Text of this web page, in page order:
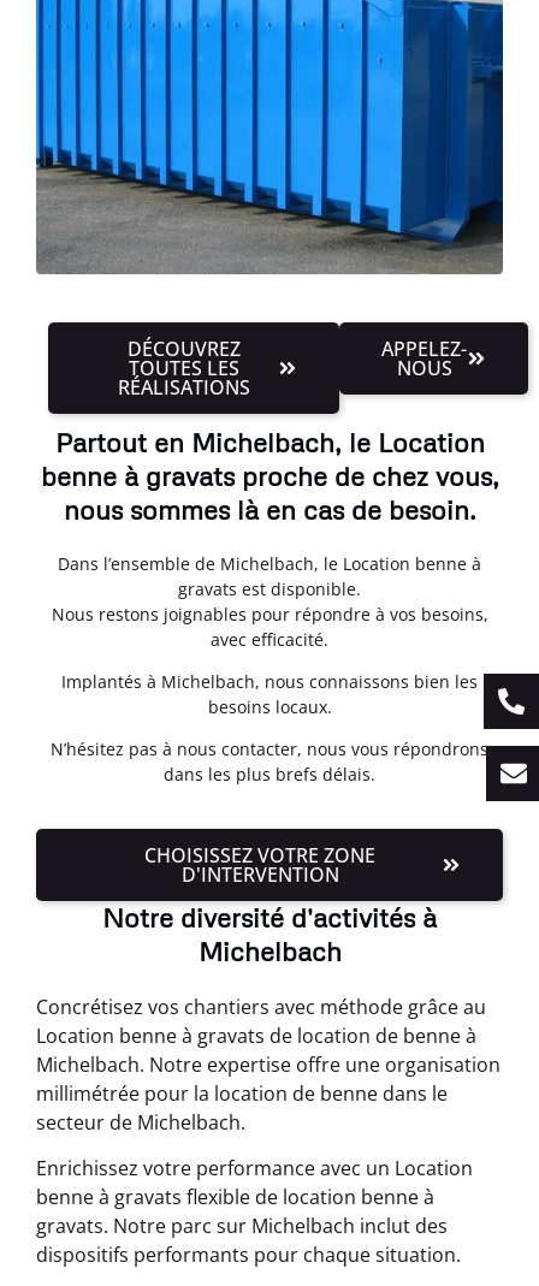
DÉCOUVREZ
TOUTES LES
RÉALISATIONS
APPELEZ-
NOUS
Partout en Michelbach, le Location
benne à gravats proche de chez vous,
nous sommes là en cas de besoin.
Dans l’ensemble de Michelbach, le Location benne à
gravats est disponible.
Nous restons joignables pour répondre à vos besoins,
avec efficacité.
Implantés à Michelbach, nous connaissons bien les
besoins locaux.
N’hésitez pas à nous contacter, nous vous répondrons
dans les plus brefs délais.
CHOISISSEZ VOTRE ZONE
D'INTERVENTION
Notre diversité d'activités à
Michelbach
Concrétisez vos chantiers avec méthode grâce au
Location benne à gravats de location de benne à
Michelbach. Notre expertise offre une organisation
millimétrée pour la location de benne dans le
secteur de Michelbach.
Enrichissez votre performance avec un Location
benne à gravats flexible de location benne à
gravats. Notre parc sur Michelbach inclut des
dispositifs performants pour chaque situation.